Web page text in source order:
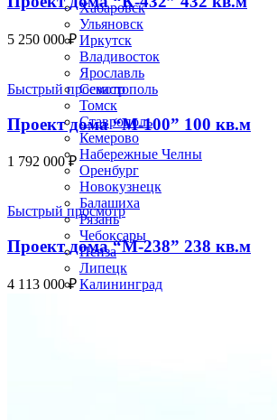
Хабаровск
Ульяновск
Иркутск
Владивосток
Ярославль
Севастополь
Томск
Ставрополь
Кемерово
Набережные Челны
Оренбург
Новокузнецк
Балашиха
Рязань
Чебоксары
Пенза
Липецк
Калининград
5 250 000₽
Быстрый просмотр
Проект дома “М-100” 100 кв.м
1 792 000₽
Быстрый просмотр
Проект дома “М-238” 238 кв.м
4 113 000₽